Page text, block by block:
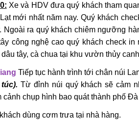
Xe và HDV đưa quý khách tham
mới nhất năm nay. Quý khách
Ngoài ra quý khách chiêm ngưỡng
công nghệ cao quý khách check
tây, cà chua tại khu vườn thủy
Tiếp tục hành trình tới chân núi
Từ đỉnh núi quý khách sẽ cảm
cảnh chụp hình bao quát thành phố
dùng cơm trưa tại nhà hàng.